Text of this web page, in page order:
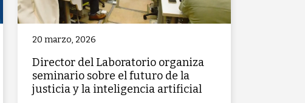
20 marzo, 2026
Director del Laboratorio organiza
seminario sobre el futuro de la
justicia y la inteligencia artificial